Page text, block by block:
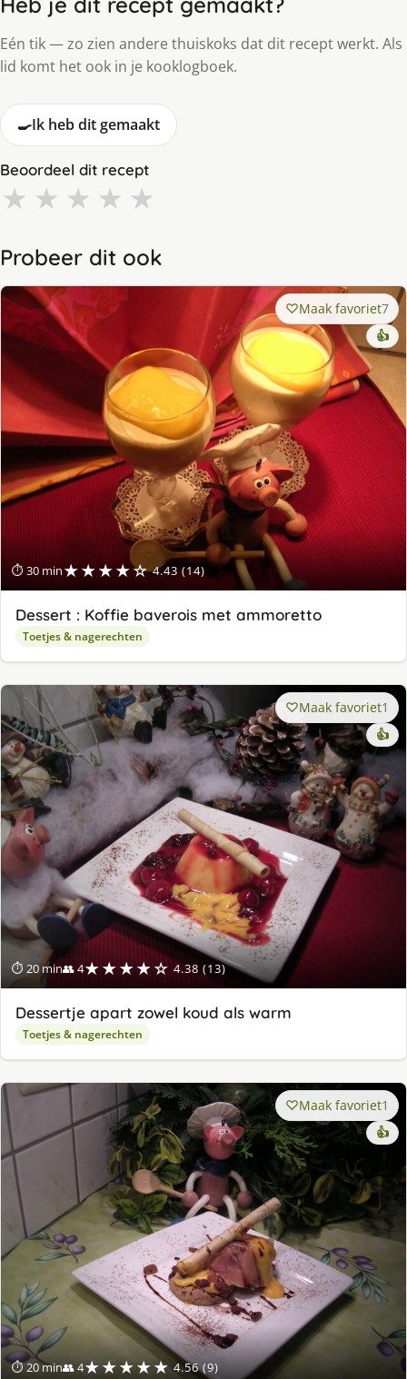
Eén tik — zo zien andere thuiskoks dat dit recept werkt. Als
lid komt het ook in je kooklogboek.
🍳Ik heb dit gemaakt
Beoordeel dit recept
★ ★ ★ ★ ★
Probeer dit ook
⏱ 30 min★★★★☆ 4.43 (14)
Maak favoriet7
👍
Dessert : Koffie baverois met ammoretto
Toetjes & nagerechten
⏱ 20 min👥 4★★★★☆ 4.38 (13)
Maak favoriet1
👍
Dessertje apart zowel koud als warm
Toetjes & nagerechten
⏱ 20 min👥 4★★★★★ 4.56 (9)
Maak favoriet1
👍